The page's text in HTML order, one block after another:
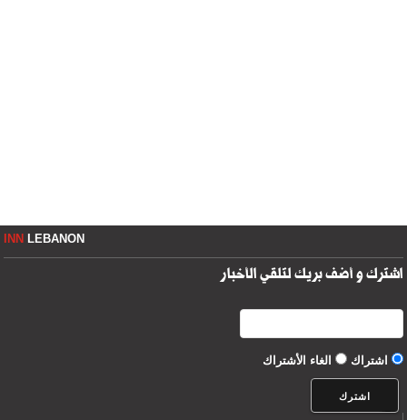
INNLEBANON
اشترك و أضف بريك لتلقي الأخبار
اشتراك الغاء الأشتراك